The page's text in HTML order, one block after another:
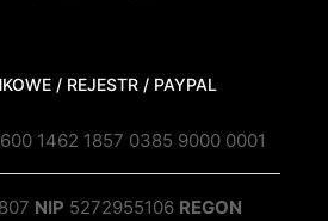
/ REJESTR / PAYPAL
1462 1857 0385 9000 0001
NIP 5272955106 REGON